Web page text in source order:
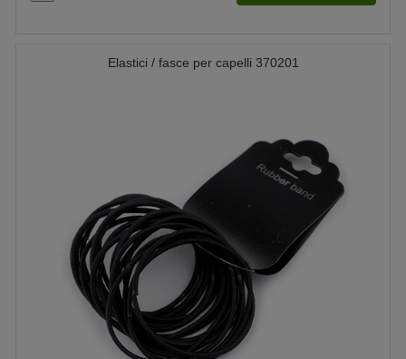
Elastici / fasce per capelli 370201